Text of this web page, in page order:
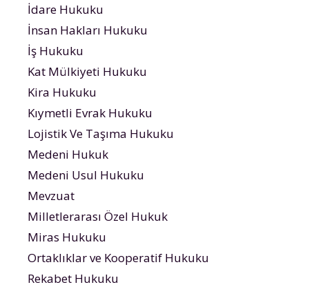
İdare Hukuku
İnsan Hakları Hukuku
İş Hukuku
Kat Mülkiyeti Hukuku
Kira Hukuku
Kıymetli Evrak Hukuku
Lojistik Ve Taşıma Hukuku
Medeni Hukuk
Medeni Usul Hukuku
Mevzuat
Milletlerarası Özel Hukuk
Miras Hukuku
Ortaklıklar ve Kooperatif Hukuku
Rekabet Hukuku